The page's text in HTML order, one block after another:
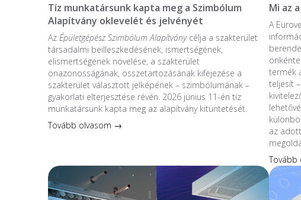
Tíz munkatársunk kapta meg a Szimbólum
Alapítvány oklevelét és jelvényét
Az Épületgépész Szimbólum Alapítványcélja a szakterület
társadalmi beilleszkedésének, ismertségének,
elismertségének növelése, a szakterület
önazonosságának, összetartozásának kifejezése a
szakterület választott jelképének – szimbólumának –
gyakorlati elterjesztése révén. 2026 június 11-én tíz
munkatársunk kapta meg az alapítvány kitüntetését.
Tovább olvasom →
Mi az
A
termék
teljesít
az